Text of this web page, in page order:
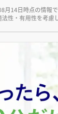
月14日時点の情報で
性・有用性を考慮